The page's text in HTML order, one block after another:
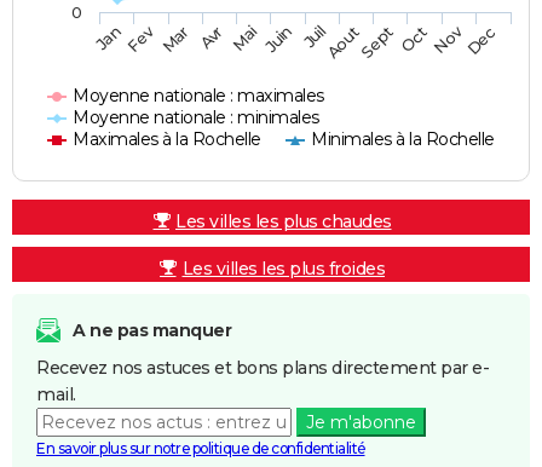
Moyenne nationale : maximales
Moyenne nationale : minimales
Maximales à la Rochelle
Minimales à la Rochelle
JanFev Mar Avr Mai Juin JuilAoutSept OctNovDec
0
Les villes les plus chaudes
Les villes les plus froides
A ne pas manquer
Recevez nos astuces et bons plans directement par e-
mail.
Je m'abonne
En savoir plus sur notre politique de confidentialité